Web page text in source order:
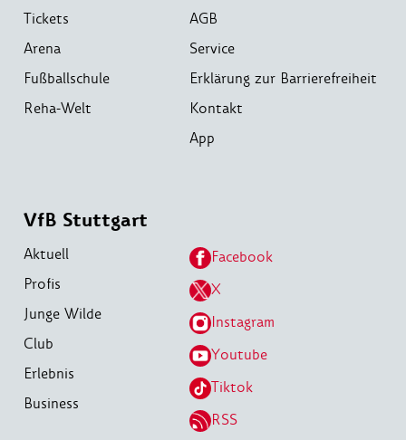
Tickets
Arena
Fußballschule
Reha-Welt
AGB
Service
Erklärung zur Barrierefreiheit
Kontakt
App
VfB Stuttgart
Aktuell
Profis
Junge Wilde
Club
Erlebnis
Business
Facebook
X
Instagram
Youtube
Tiktok
RSS